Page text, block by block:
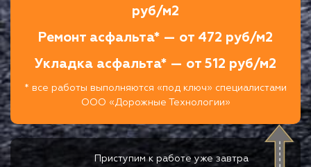
руб/м2
Ремонт асфальта* — от 472 руб/м2
Укладка асфальта* — от 512 руб/м2
* все работы выполняются «под ключ» специалистами
ООО «Дорожные Технологии»
Приступим к работе уже завтра